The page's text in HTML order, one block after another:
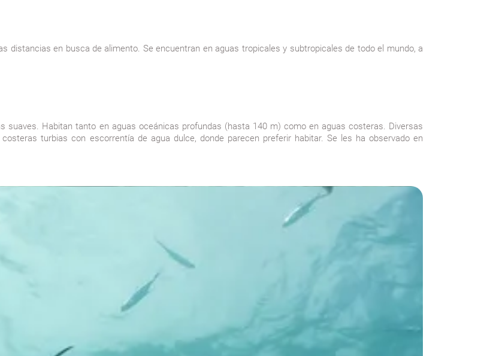
distancias en busca de alimento. Se encuentran en aguas tropicales y subtropicales de todo el mundo, a
suaves. Habitan tanto en aguas oceánicas profundas (hasta 140 m) como en aguas costeras. Diversas
turbias con escorrentía de agua dulce, donde parecen preferir habitar. Se les ha observado en